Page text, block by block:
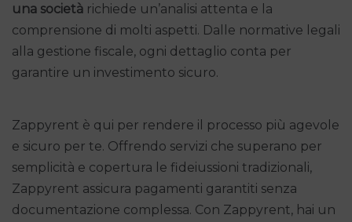
una società richiede un’analisi attenta e la
comprensione di molti aspetti. Dalle normative legali
alla gestione fiscale, ogni dettaglio conta per
garantire un investimento sicuro.
Zappyrent è qui per rendere il processo più agevole
e sicuro per te. Offrendo servizi che superano per
semplicità e copertura le fideiussioni tradizionali,
Zappyrent assicura pagamenti garantiti senza
documentazione complessa. Con Zappyrent, hai un